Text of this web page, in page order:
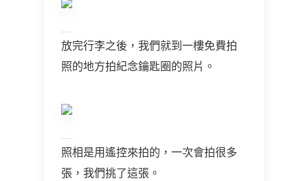
放完行李之後，我們就到一樓免費拍
照的地方拍紀念鑰匙圈的照片。
照相是用遙控來拍的，一次會拍很多
張，我們挑了這張。